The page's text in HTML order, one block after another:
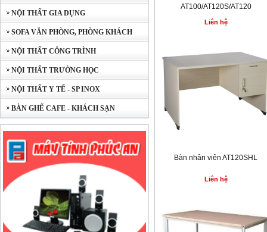
NỘI THẤT GIA DỤNG
SOFA VĂN PHÒNG, PHÒNG KHÁCH
NỘI THẤT CÔNG TRÌNH
NỘI THẤT TRƯỜNG HỌC
NỘI THẤT Y TẾ - SP INOX
BÀN GHẾ CAFE - KHÁCH SẠN
AT100/AT120S/AT120
Liên hệ
Bàn nhân viên AT120SHL
Liên hệ